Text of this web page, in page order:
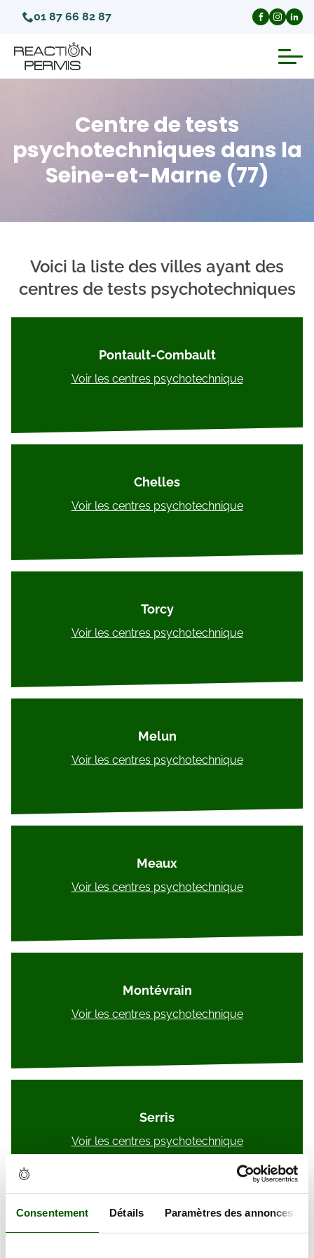
Consentement Détails Paramètres des annonces
01 87 66 82 87
Invalidation du permis de conduire
Annulation du permis de conduire
Centre de tests
psychotechniques dans la
Seine-et-Marne (77)
Voici la liste des villes ayant des
centres de tests psychotechniques
Pontault-Combault
Voir les centres psychotechnique
Chelles
Voir les centres psychotechnique
Torcy
Voir les centres psychotechnique
Melun
Voir les centres psychotechnique
Meaux
Voir les centres psychotechnique
Montévrain
Voir les centres psychotechnique
Serris
Voir les centres psychotechnique